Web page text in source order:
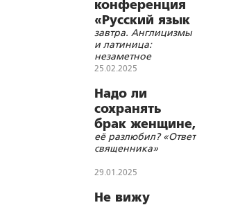
конференция
«Русский язык
сегодня и
завтра. Англицизмы
и латиница:
незаметное
наступление». Часть
25.02.2025
Надо ли
сохранять
брак женщине,
если супруг
её разлюбил? «Ответ
священника»
29.01.2025
Не вижу